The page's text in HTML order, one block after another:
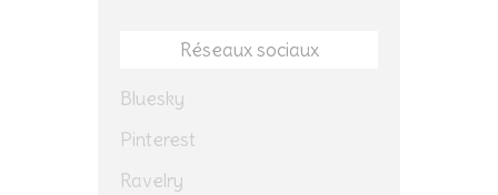
Réseaux sociaux
Bluesky
Pinterest
Ravelry